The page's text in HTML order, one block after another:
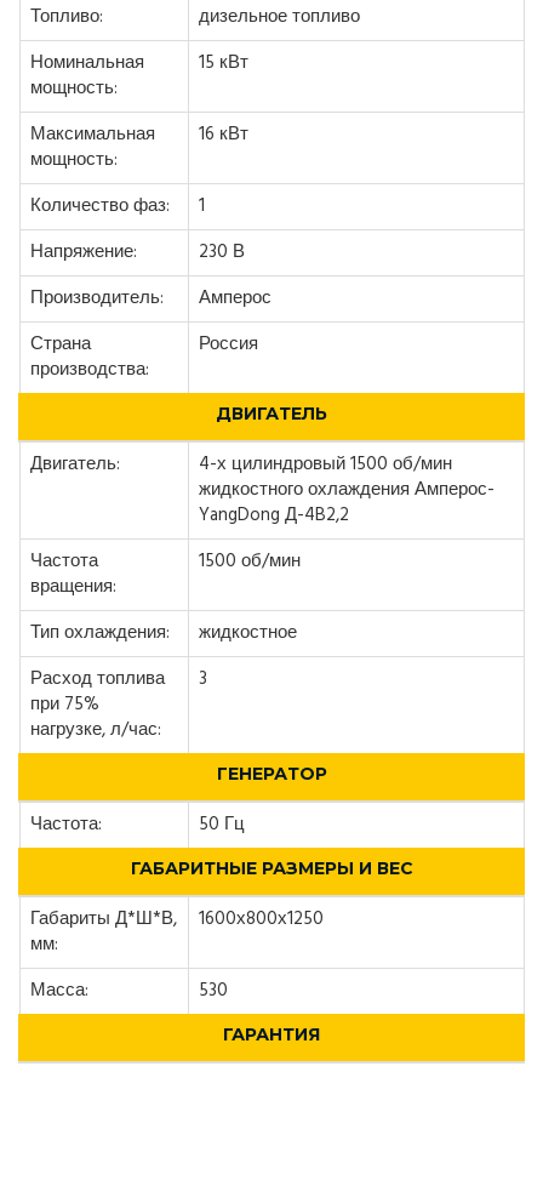
Топливо:
дизельное топливо
Номинальная
мощность:
15 кВт
Максимальная
мощность:
16 кВт
Количество фаз:
1
Напряжение:
230 В
Производитель:
Амперос
Страна
производства:
Россия
ДВИГАТЕЛЬ
Двигатель:
4-х цилиндровый 1500 об/мин
жидкостного охлаждения Амперос-
YangDong Д-4B2,2
Частота
вращения:
1500 об/мин
Тип охлаждения:
жидкостное
Расход топлива
при 75%
нагрузке, л/час:
3
ГЕНЕРАТОР
Частота: 50 Гц
ГАБАРИТНЫЕ РАЗМЕРЫ И ВЕС
Габариты Д*Ш*В,
мм:
1600х800х1250
Масса: 530
ГАРАНТИЯ